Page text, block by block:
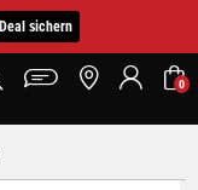
Deal sichern
0